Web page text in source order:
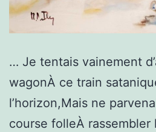
… Je tentais vainement
wagonÀ ce train
l’horizon,Mais ne
course folleÀ